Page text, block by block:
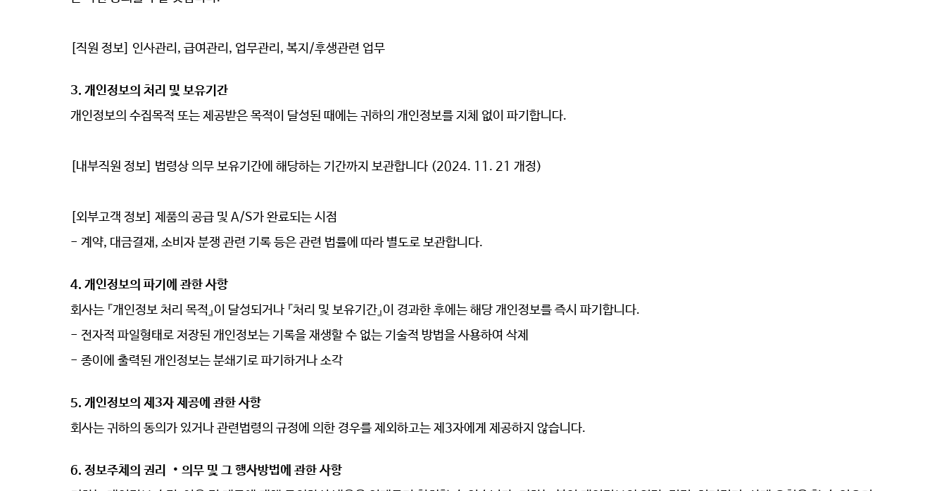
[직원 정보] 인사관리, 급여관리, 업무관리, 복지/후생관련 업무
3. 개인정보의 처리 및 보유기간
개인정보의 수집목적 또는 제공받은 목적이 달성된 때에는 귀하의 개인정보를 지체 없이 파기합니다.
[내부직원 정보] 법령상 의무 보유기간에 해당하는 기간까지 보관합니다 (2024. 11. 21 개정)
[외부고객 정보] 제품의 공급 및 A/S가 완료되는 시점
- 계약, 대금결재, 소비자 분쟁 관련 기록 등은 관련 법률에 따라 별도로 보관합니다.
4. 개인정보의 파기에 관한 사항
회사는 『개인정보 처리 목적』이 달성되거나 『처리 및 보유기간』이 경과한 후에는 해당 개인정보를 즉시 파기합니다.
- 전자적 파일형태로 저장된 개인정보는 기록을 재생할 수 없는 기술적 방법을 사용하여 삭제
- 종이에 출력된 개인정보는 분쇄기로 파기하거나 소각
5. 개인정보의 제3자 제공에 관한 사항
회사는 귀하의 동의가 있거나 관련법령의 규정에 의한 경우를 제외하고는 제 3자에게 제공하지 않습니다.
6. 정보주체의 권리 ‧ 의무 및 그 행사방법에 관한 사항